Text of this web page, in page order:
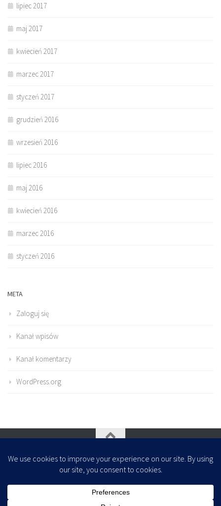
lipiec 2017
maj 2017
kwiecień 2017
marzec 2017
styczeń 2017
grudzień 2016
wrzesień 2016
lipiec 2016
maj 2016
kwiecień 2016
marzec 2016
styczeń 2016
META
Zaloguj się
Kanał wpisów
Kanał komentarzy
WordPress.org
- Zaprojektowany z